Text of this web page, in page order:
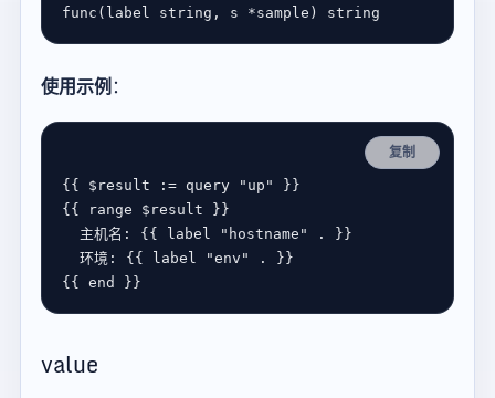
func ( label string , s *sample ) string
使用示例：
复制
{{ $ result := query "up"
{{
range $ result
主机名 : {{ label "hostname"
环境 : {{ label "env"
{{ end
value